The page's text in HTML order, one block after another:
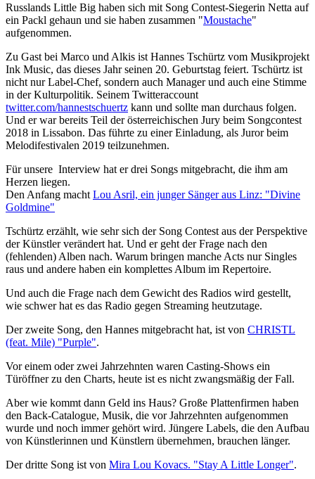
Russlands Little Big haben sich mit Song Contest-Siegerin Netta auf
ein Packl gehaun und sie haben zusammen "Moustache"
aufgenommen.
Zu Gast bei Marco und Alkis ist Hannes Tschürtz vom Musikprojekt
Ink Music, das dieses Jahr seinen 20. Geburtstag feiert. Tschürtz ist
nicht nur Label-Chef, sondern auch Manager und auch eine Stimme
in der Kulturpolitik. Seinem Twitteraccount
twitter.com/hannestschuertz kann und sollte man durchaus folgen.
Und er war bereits Teil der österreichischen Jury beim Songcontest
2018 in Lissabon. Das führte zu einer Einladung, als Juror beim
Melodifestivalen 2019 teilzunehmen.
Für unsere Interview hat er drei Songs mitgebracht, die ihm am
Herzen liegen.
Den Anfang macht Lou Asril, ein junger Sänger aus Linz: "Divine
Goldmine"
Tschürtz erzählt, wie sehr sich der Song Contest aus der Perspektive
der Künstler verändert hat. Und er geht der Frage nach den
(fehlenden) Alben nach. Warum bringen manche Acts nur Singles
raus und andere haben ein komplettes Album im Repertoire.
Und auch die Frage nach dem Gewicht des Radios wird gestellt,
wie schwer hat es das Radio gegen Streaming heutzutage.
Der zweite Song, den Hannes mitgebracht hat, ist von CHRISTL
(feat. Mile) "Purple".
Vor einem oder zwei Jahrzehnten waren Casting-Shows ein
Türöffner zu den Charts, heute ist es nicht zwangsmäßig der Fall.
Aber wie kommt dann Geld ins Haus? Große Plattenfirmen haben
den Back-Catalogue, Musik, die vor Jahrzehnten aufgenommen
wurde und noch immer gehört wird. Jüngere Labels, die den Aufbau
von Künstlerinnen und Künstlern übernehmen, brauchen länger.
Der dritte Song ist von Mira Lou Kovacs. "Stay A Little Longer".